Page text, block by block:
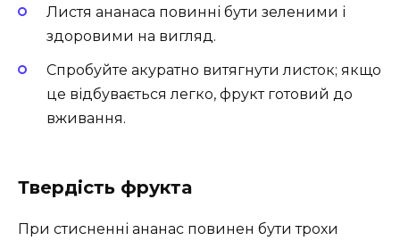
Листя ананаса повинні бути зеленими і
здоровими на вигляд.
Спробуйте акуратно витягнути листок; якщо
це відбувається легко, фрукт готовий до
вживання.
Твердість фрукта
При стисненні ананас повинен бути трохи